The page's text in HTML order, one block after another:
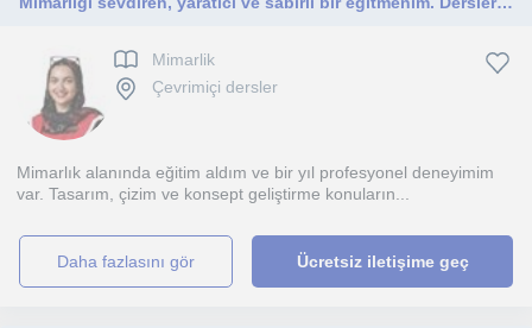
Mimarlik
Çevrimiçi dersler
Mimarlık alanında eğitim aldım ve bir yıl profesyonel deneyimim
var. Tasarım, çizim ve konsept geliştirme konuların...
daha fazlasını gör Ücretsiz iletişime geç